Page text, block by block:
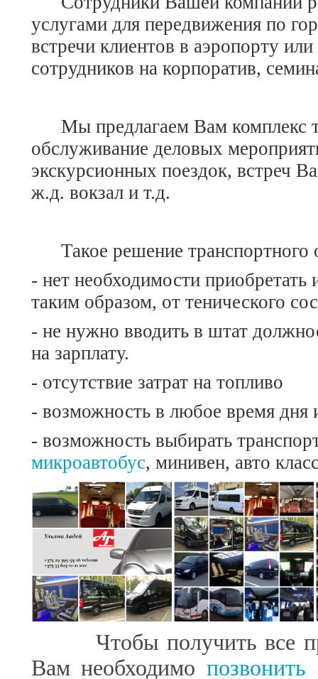
услугами для передвижения по
встречи клиентов в аэропорту
сотрудников на корпоратив,
Мы предлагаем Вам комплекс
обслуживание деловых
экскурсионных поездок, встреч
ж.д. вокзал и т.д.
Такое решение транспортного
- нет необходимости приобретать
таким образом, от тенического
- не нужно вводить в штат
на зарплату.
- отсутствие затрат на топливо
- возможность в любое время дня
- возможность выбирать
микроавтобус, минивен, авто
Чтобы получить все
Вам необходимо позвонить